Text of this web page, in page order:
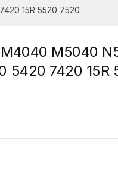
15R 5520 7520
M5040
5420 7420 15R